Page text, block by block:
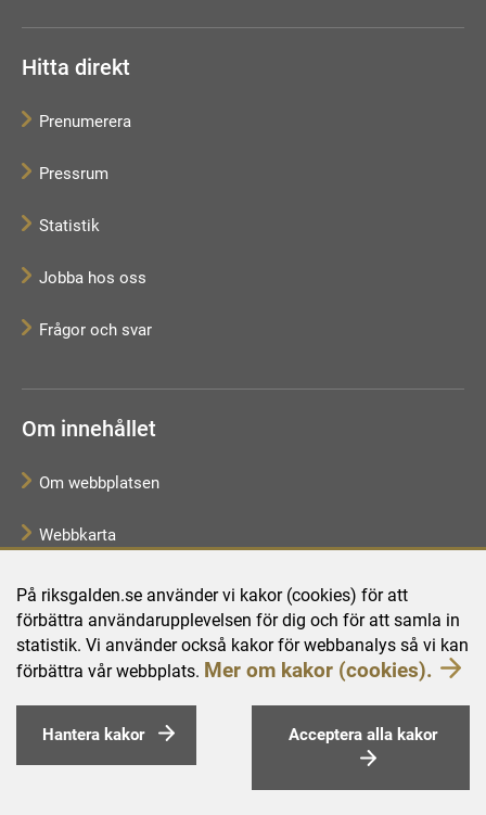
På riksgalden.se använder vi kakor (cookies) för att
förbättra användarupplevelsen för dig och för att samla in
statistik. Vi använder också kakor för webbanalys så vi kan
förbättra vår webbplats. Mer om kakor (cookies).
Hantera kakor Acceptera alla kakor
Hitta direkt
Prenumerera
Pressrum
Statistik
Jobba hos oss
Frågor och svar
Om innehållet
Om webbplatsen
Webbkarta
Tillgänglighetsredogörelse
Behandling av personuppgifter